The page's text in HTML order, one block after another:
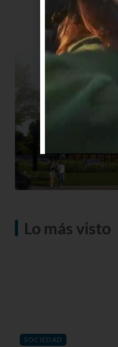
Lo más visto
SOCIEDAD